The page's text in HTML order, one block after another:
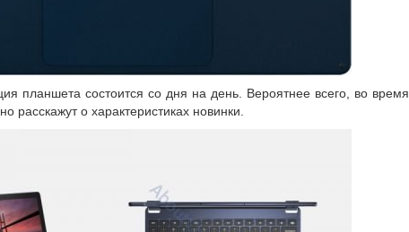
планшета состоится со дня на день. Вероятнее всего, во время
расскажут о характеристиках новинки.